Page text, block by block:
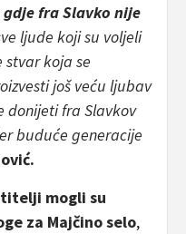
gdje fra Slavko nije
ljude koji su voljeli
koja se
još veću ljubav
donijeti fra Slavkov
buduće generacije
mogli su
za Majčino selo,